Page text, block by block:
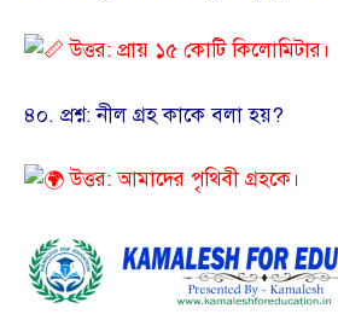
উত্তর: প্রায় ১৫ কোটি কিলোমিটার।
​৪০. প্রশ্ন: নীল গ্রহ কাকে বলা হয়?
উত্তর: আমাদের পৃথিবী গ্রহকে।